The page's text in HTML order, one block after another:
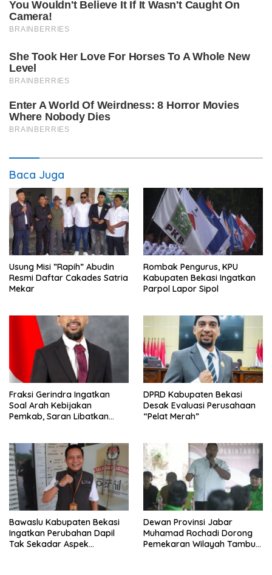
Baca Juga
Usung Misi ”Rapih” Abudin
Resmi Daftar Cakades Satria
Mekar
Rombak Pengurus, KPU
Kabupaten Bekasi Ingatkan
Parpol Lapor Sipol
Fraksi Gerindra Ingatkan
Soal Arah Kebijakan
Pemkab, Saran Libatkan
DPRD Kabupaten Bekasi
Desak Evaluasi Perusahaan
“Pelat Merah”
Bawaslu Kabupaten Bekasi
Ingatkan Perubahan Dapil
Tak Sekadar Aspek
Dewan Provinsi Jabar
Muhamad Rochadi Dorong
Pemekaran Wilayah Tambun